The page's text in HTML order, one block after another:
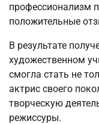
профессионализм
положительные
В результате
художественном
смогла стать не
актрис своего
творческую
режиссуры.